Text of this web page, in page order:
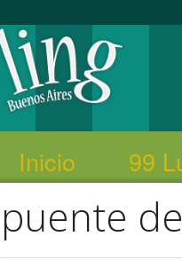
Inicio 99
puente